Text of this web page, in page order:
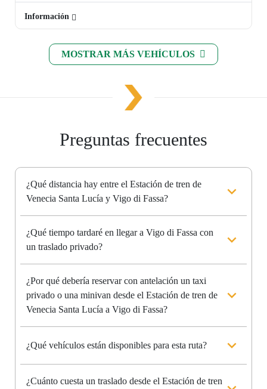
Información
MOSTRAR MÁS VEHÍCULOS
Preguntas frecuentes
¿Qué distancia hay entre el Estación de tren de
Venecia Santa Lucía y Vigo di Fassa?
¿Qué tiempo tardaré en llegar a Vigo di Fassa con
un traslado privado?
¿Por qué debería reservar con antelación un taxi
privado o una minivan desde el Estación de tren de
Venecia Santa Lucía a Vigo di Fassa?
¿Qué vehículos están disponibles para esta ruta?
¿Cuánto cuesta un traslado desde el Estación de tren